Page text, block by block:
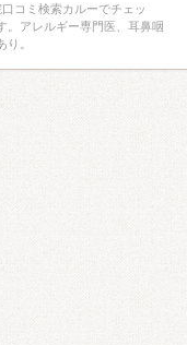
コミ検索カルーでチェッ
。アレルギー専門医、耳鼻咽
。